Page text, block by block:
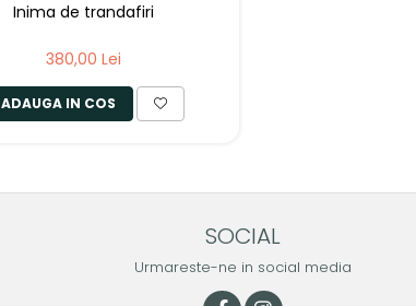
Inima de trandafiri
380,00 Lei
ADAUGA IN COS
SOCIAL
Urmareste-ne in social media